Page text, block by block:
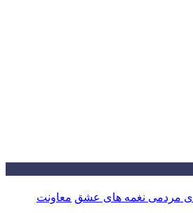
مردمی نغمه های عشق معاونت